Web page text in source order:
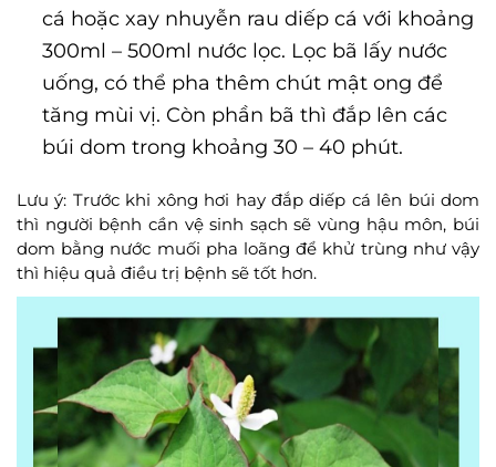
cá hoặc xay nhuyễn rau diếp cá với khoảng
300ml – 500ml nước lọc. Lọc bã lấy nước
uống, có thể pha thêm chút mật ong để
tăng mùi vị. Còn phần bã thì đắp lên các
búi dom trong khoảng 30 – 40 phút.
Lưu ý: Trước khi xông hơi hay đắp diếp cá lên búi dom
thì người bệnh cần vệ sinh sạch sẽ vùng hậu môn, búi
dom bằng nước muối pha loãng để khử trùng như vậy
thì hiệu quả điều trị bệnh sẽ tốt hơn.